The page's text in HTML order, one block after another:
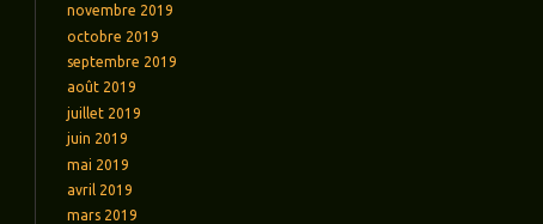
novembre 2019
octobre 2019
septembre 2019
août 2019
juillet 2019
juin 2019
mai 2019
avril 2019
mars 2019